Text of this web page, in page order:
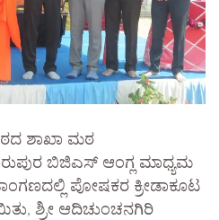
ಶಾಖಾ ಮಠ
ಬಿಜಿಎಸ್ ಆಂಗ್ಲ ಮಾಧ್ಯಮ
ಪೋಷಕರ ಕ್ರೀಡಾಕೂಟ
ಶ್ರೀ ಆದಿಚುಂಚನಗಿರಿ